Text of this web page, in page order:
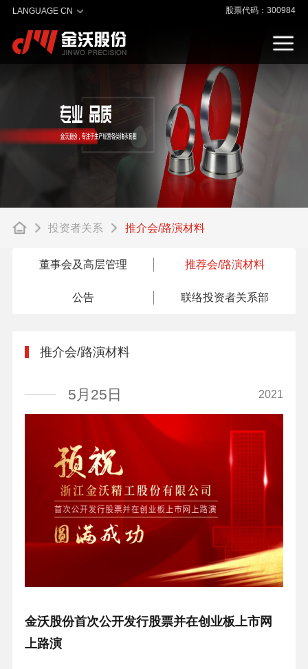
LANGUAGE CN 股票代码：300984
投资者关系 推介会/路演材料
董事会及高层管理 推荐会/路演材料
公告 联络投资者关系部
推介会/路演材料
5月25日 2021
金沃股份首次公开发行股票并在创业板上市网
上路演